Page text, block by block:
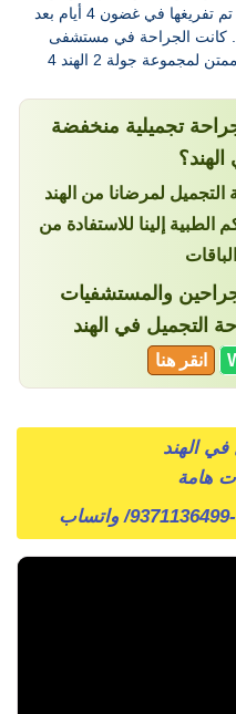
عملية جراحية وتحت أياد خبير الجراح ، تم تفريغها في غضون 4 أيام بعد
كانت الجراحة في مستشفى
التجميل في الهند من الطراز الأول. أنا ممتن لمجموعة جولة 2 الهند 4
تجميلية منخفضة
الهند؟
لمرضانا من الهند
الطبية إلينا للاستفادة من
والمستشفيات
انقر هنا
في الهند
هامة